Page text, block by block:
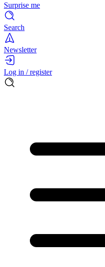
Surprise me
Search
Newsletter
Log in / register